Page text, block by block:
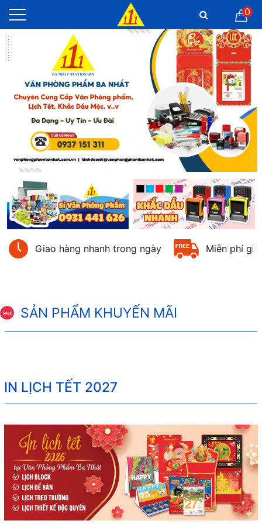
0
Giao hàng nhanh trong ngày Miễn phí
SẢN PHẨM KHUYẾN MÃI
IN LỊCH TẾT 2027